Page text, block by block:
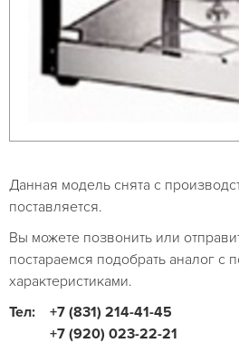
Данная модель снята с
поставляется.
Вы можете позвонить или
постараемся подобрать аналог с
характеристиками.
Тел:
+7 (831) 214-41-45
+7 (920) 023-22-21